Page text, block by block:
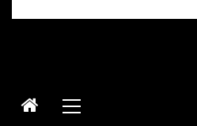
Menu